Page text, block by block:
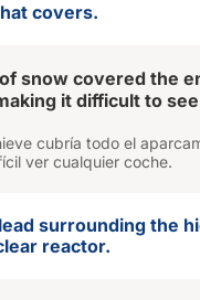
covers.
of snow covered the
it difficult to
cubría todo el
ver cualquier coche.
surrounding the
reactor.